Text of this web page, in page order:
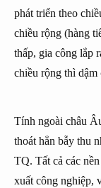
phát triển theo
chiều rộng (hàng
thấp, gia công lắp
chiều rộng thì dậm
Tính ngoài châu
thoát hẳn bẫy thu
TQ. Tất cả các
xuất công nghiệp,